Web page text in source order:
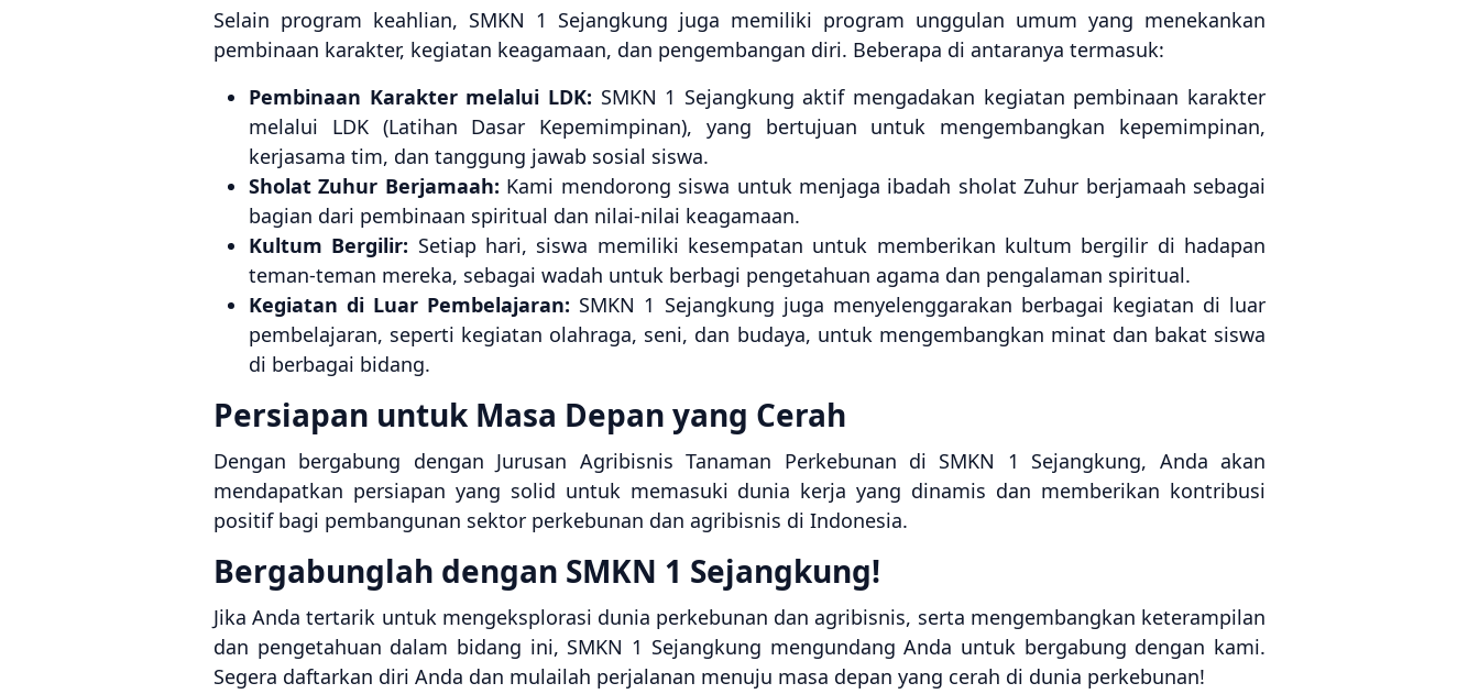
Selain program keahlian, SMKN 1 Sejangkung juga memiliki program unggulan umum yang menekankan
pembinaan karakter, kegiatan keagamaan, dan pengembangan diri. Beberapa di antaranya termasuk:
Pembinaan Karakter melalui LDK: SMKN 1 Sejangkung aktif mengadakan kegiatan pembinaan karakter
melalui LDK (Latihan Dasar Kepemimpinan), yang bertujuan untuk mengembangkan kepemimpinan,
kerjasama tim, dan tanggung jawab sosial siswa.
Sholat Zuhur Berjamaah: Kami mendorong siswa untuk menjaga ibadah sholat Zuhur berjamaah sebagai
bagian dari pembinaan spiritual dan nilai-nilai keagamaan.
Kultum Bergilir: Setiap hari, siswa memiliki kesempatan untuk memberikan kultum bergilir di hadapan
teman-teman mereka, sebagai wadah untuk berbagi pengetahuan agama dan pengalaman spiritual.
Kegiatan di Luar Pembelajaran: SMKN 1 Sejangkung juga menyelenggarakan berbagai kegiatan di luar
pembelajaran, seperti kegiatan olahraga, seni, dan budaya, untuk mengembangkan minat dan bakat siswa
di berbagai bidang.
Persiapan untuk Masa Depan yang Cerah
Dengan bergabung dengan Jurusan Agribisnis Tanaman Perkebunan di SMKN 1 Sejangkung, Anda akan
mendapatkan persiapan yang solid untuk memasuki dunia kerja yang dinamis dan memberikan kontribusi
positif bagi pembangunan sektor perkebunan dan agribisnis di Indonesia.
Bergabunglah dengan SMKN 1 Sejangkung!
Jika Anda tertarik untuk mengeksplorasi dunia perkebunan dan agribisnis, serta mengembangkan keterampilan
dan pengetahuan dalam bidang ini, SMKN 1 Sejangkung mengundang Anda untuk bergabung dengan kami.
Segera daftarkan diri Anda dan mulailah perjalanan menuju masa depan yang cerah di dunia perkebunan!